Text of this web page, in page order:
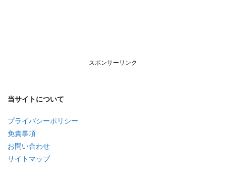
スポンサーリンク
当サイトについて
プライバシーポリシー
免責事項
お問い合わせ
サイトマップ